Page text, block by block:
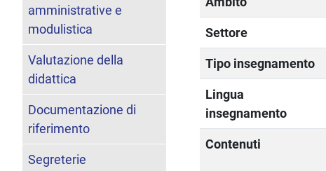
Settore
Tipo insegnamento
Lingua
insegnamento
Contenuti
amministrative e
modulistica
Valutazione della
didattica
Documentazione di
riferimento
Segreterie